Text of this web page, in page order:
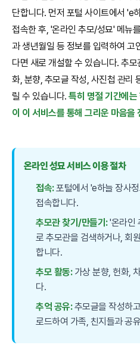
단합니다. 먼저 포털 사이트에서 'e
접속한 후, '온라인 추모/성묘' 메뉴
과 생년월일 등 정보를 입력하여 고
다면 새로 개설할 수 있습니다. 추
화, 분향, 추모글 작성, 사진첩 관리
릴 수 있습니다.특히 명절 기간에
이 이 서비스를 통해 그리운 마음을
온라인 성묘 서비스 이용 절차
접속:포털에서 'e하늘 장사
접속합니다.
추모관 찾기/만들기:'온라인
로 추모관을 검색하거나, 회
합니다.
추모 활동:가상 분향, 헌화,
다.
추억 공유:추모글을 작성하
로드하여 가족, 친지들과 공